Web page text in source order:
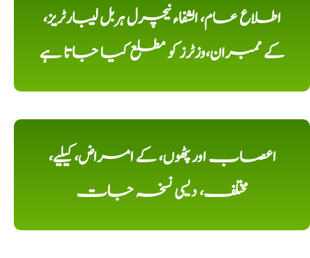
اطلاع عام، الشفاء نیچرل ہربل لیبارٹریز،
کے ممبران،وزٹرز کو مطلع کیا جاتا ہے
اعصاب اور پٹھوں، کے امراض، کیلیے،
مختلف، دیسی نسخہ جات